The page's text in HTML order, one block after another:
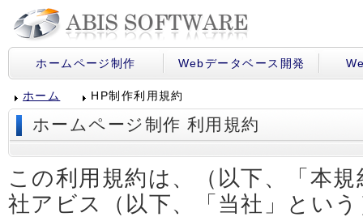
ホームページ制作 Webデータベース開発
ホーム HP制作利用規約
ホームページ制作 利用規約
この利用規約は、（以下、「本
社アビス（以下、「当社」とい